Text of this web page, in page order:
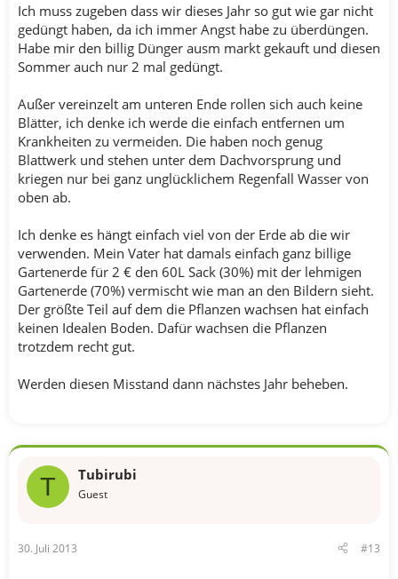
Ich muss zugeben dass wir dieses Jahr so gut wie gar nicht
gedüngt haben, da ich immer Angst habe zu überdüngen.
Habe mir den billig Dünger ausm markt gekauft und diesen
Sommer auch nur 2 mal gedüngt.
Außer vereinzelt am unteren Ende rollen sich auch keine
Blätter, ich denke ich werde die einfach entfernen um
Krankheiten zu vermeiden. Die haben noch genug
Blattwerk und stehen unter dem Dachvorsprung und
kriegen nur bei ganz unglücklichem Regenfall Wasser von
oben ab.
Ich denke es hängt einfach viel von der Erde ab die wir
verwenden. Mein Vater hat damals einfach ganz billige
Gartenerde für 2 € den 60L Sack (30%) mit der lehmigen
Gartenerde (70%) vermischt wie man an den Bildern sieht.
Der größte Teil auf dem die Pflanzen wachsen hat einfach
keinen Idealen Boden. Dafür wachsen die Pflanzen
trotzdem recht gut.
Werden diesen Misstand dann nächstes Jahr beheben.
T Tubirubi
Guest
30. Juli 2013 #13